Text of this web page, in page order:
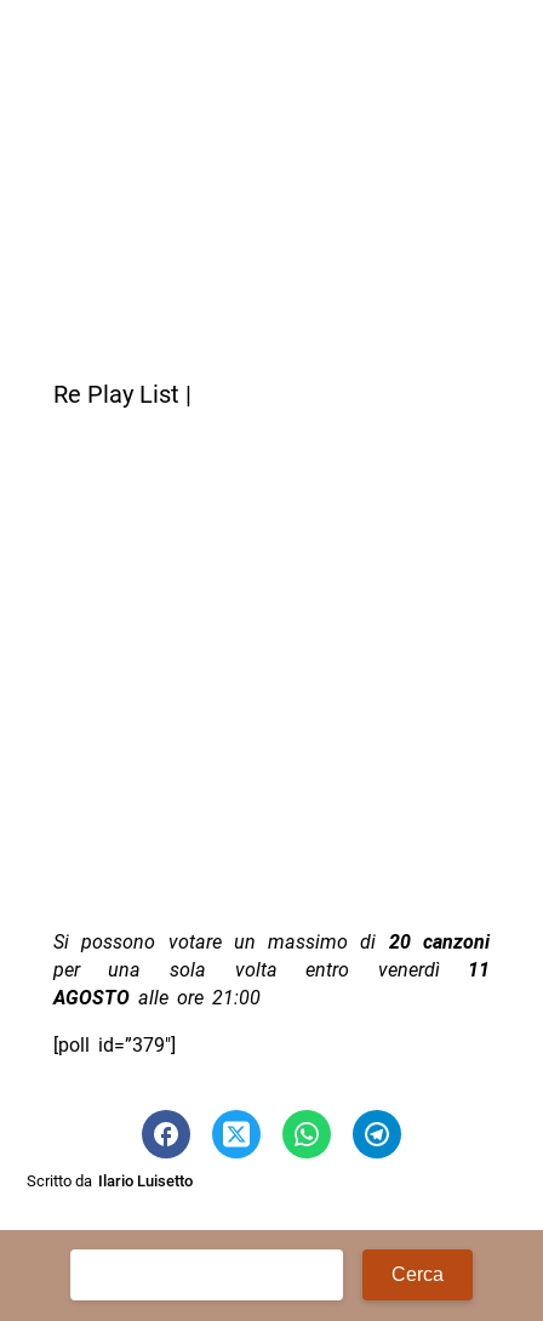
Re Play List |
Si possono votare un massimo di 20 canzoni
per una sola volta entro venerdì 11
AGOSTO alle ore 21:00
[poll id=”379″]
Scritto da Ilario Luisetto